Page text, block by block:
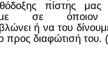
πίστης
σε
ή να του
προς διαφώτισή